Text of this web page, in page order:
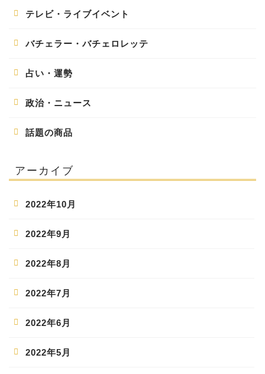
テレビ・ライブイベント
バチェラー・バチェロレッテ
占い・運勢
政治・ニュース
話題の商品
アーカイブ
2022年10月
2022年9月
2022年8月
2022年7月
2022年6月
2022年5月